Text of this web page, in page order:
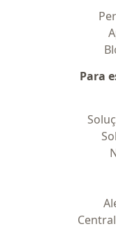
Para